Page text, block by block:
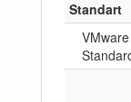
Standart